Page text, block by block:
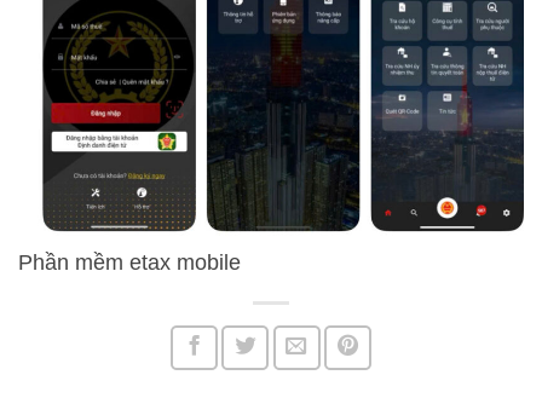
Phần mềm etax mobile